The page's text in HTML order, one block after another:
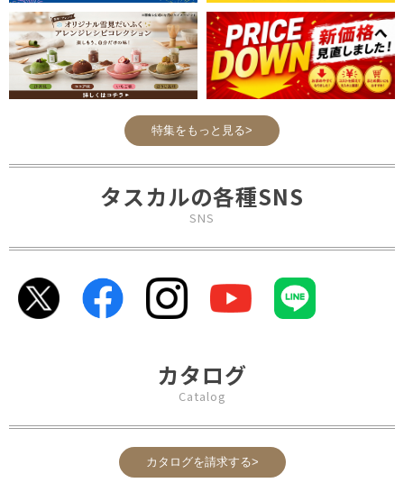
特集をもっと見る>
タスカルの各種SNS
SNS
カタログ
Catalog
カタログを請求する>